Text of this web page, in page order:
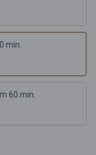
min.
60 min.